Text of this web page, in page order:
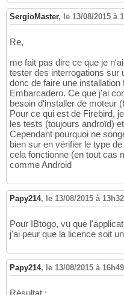
SergioMaster, le 13/08/2015 à
Re,
me fait pas dire ce que je
tester des interrogations sur
donc de faire une
Embarcadero. Ce que j'ai
besoin d'installer de moteur
Pour ce qui est de Firebird,
les tests (toujours androïd)
Cependant pourquoi ne
bien sur en vérifier le type
cela fonctionne (en tout cas
comme Android
Papy214, le 13/08/2015 à 13h32
Pour IBtogo, vu que
j'ai peur que la licence soit
Papy214, le 13/08/2015 à 16h49